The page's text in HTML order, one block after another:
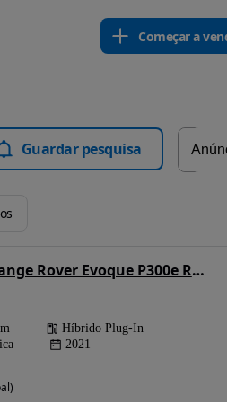
Começar a
Guardar pesquisa
Land Rover Range Rover Evoque P300e R-Dynamic S
Híbrido Plug-In
2021